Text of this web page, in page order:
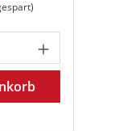
Wert
Gib